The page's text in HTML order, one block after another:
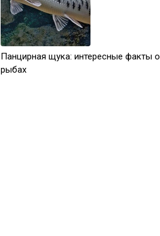
Панцирная щука: интересные факты о
рыбах